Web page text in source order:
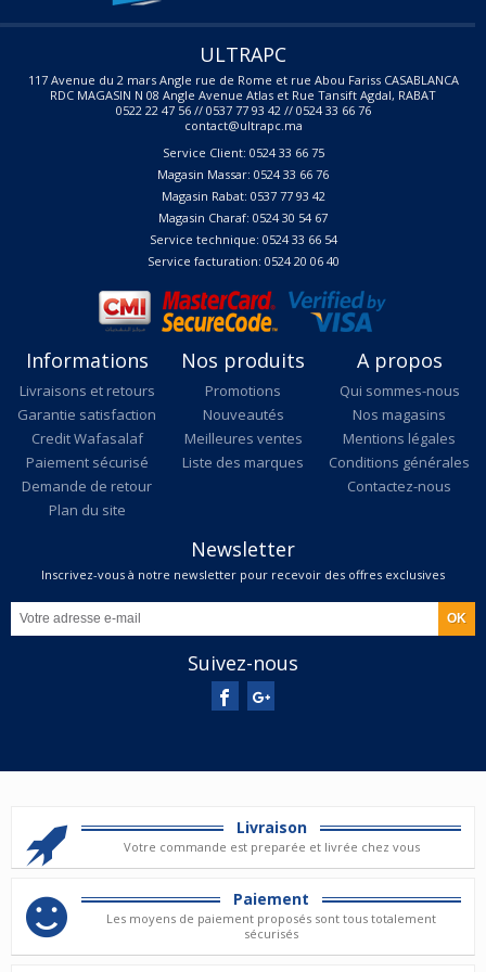
ULTRAPC
117 Avenue du 2 mars Angle rue de Rome et rue Abou Fariss CASABLANCA
RDC MAGASIN N 08 Angle Avenue Atlas et Rue Tansift Agdal, RABAT
0522 22 47 56 // 0537 77 93 42 // 0524 33 66 76
contact@ultrapc.ma
Service Client: 0524 33 66 75
Magasin Massar: 0524 33 66 76
Magasin Rabat: 0537 77 93 42
Magasin Charaf: 0524 30 54 67
Service technique: 0524 33 66 54
Service facturation: 0524 20 06 40
Informations
Livraisons et retours
Garantie satisfaction
Credit Wafasalaf
Paiement sécurisé
Demande de retour
Plan du site
Nos produits
Promotions
Nouveautés
Meilleures ventes
Liste des marques
A propos
Qui sommes-nous
Nos magasins
Mentions légales
Conditions générales
Contactez-nous
Newsletter
Inscrivez-vous à notre newsletter pour recevoir des offres exclusives
Suivez-nous
Livraison
Votre commande est preparée et livrée chez vous
Paiement
Les moyens de paiement proposés sont tous totalement
sécurisés